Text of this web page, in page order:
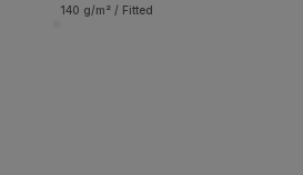
140 g/m² / Fitted